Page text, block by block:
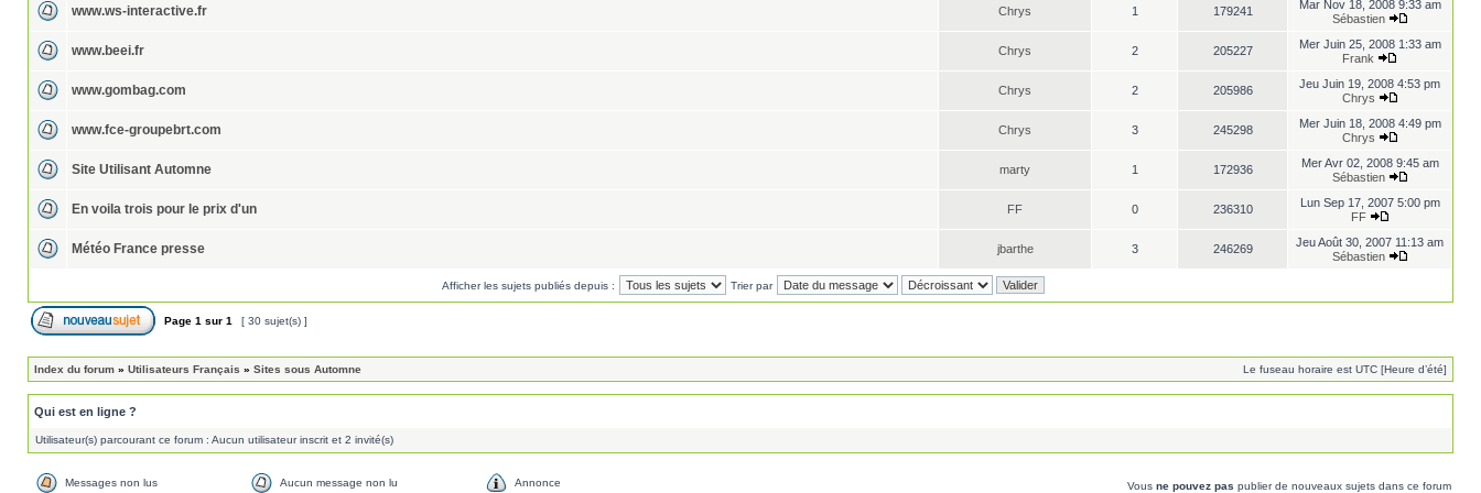
www.ws-interactive.fr Chrys 1 179241
Mar Nov 18, 2008 9:33 am
Sébastien
www.beei.fr Chrys 2 205227
Mer Juin 25, 2008 1:33 am
Frank
www.gombag.com Chrys 2 205986
Jeu Juin 19, 2008 4:53 pm
Chrys
www.fce-groupebrt.com Chrys 3 245298
Mer Juin 18, 2008 4:49 pm
Chrys
Site Utilisant Automne marty 1 172936
Mer Avr 02, 2008 9:45 am
Sébastien
En voila trois pour le prix d'un FF 0 236310
Lun Sep 17, 2007 5:00 pm
FF
Météo France presse jbarthe 3 246269
Jeu Août 30, 2007 11:13 am
Sébastien
Afficher les sujets publiés depuis : Trier par
Page 1 sur 1 [ 30 sujet(s) ]
Index du forum » Utilisateurs Français » Sites sous Automne Le fuseau horaire est UTC [Heure d’été]
Qui est en ligne ?
Utilisateur(s) parcourant ce forum : Aucun utilisateur inscrit et 2 invité(s)
Messages non lus Aucun message non lu Annonce Vous ne pouvez pas publier de nouveaux sujets dans ce forum